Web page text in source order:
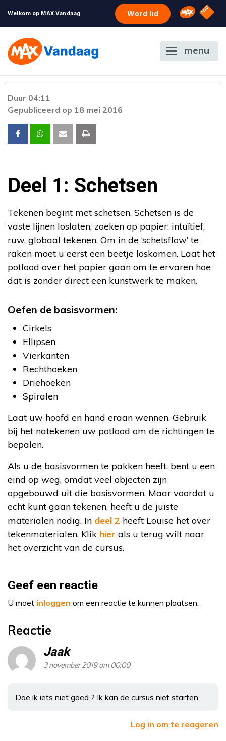
Welkom op MAX Vandaag Word lid Omroep
NPO
menu
Duur 04:11
Gepubliceerd op 18 mei 2016
Deel 1: Schetsen
Tekenen begint met schetsen. Schetsen is de
vaste lijnen loslaten, zoeken op papier: intuïtief,
ruw, globaal tekenen. Om in de ‘schetsflow’ te
raken moet u eerst een beetje loskomen. Laat het
potlood over het papier gaan om te ervaren hoe
dat is zonder direct een kunstwerk te maken.
Oefen de basisvormen:
Cirkels
Ellipsen
Vierkanten
Rechthoeken
Driehoeken
Spiralen
Laat uw hoofd en hand eraan wennen. Gebruik
bij het natekenen uw potlood om de richtingen te
bepalen.
Als u de basisvormen te pakken heeft, bent u een
eind op weg, omdat veel objecten zijn
opgebouwd uit die basisvormen. Maar voordat u
echt kunt gaan tekenen, heeft u de juiste
materialen nodig. In deel 2 heeft Louise het over
tekenmaterialen. Klik hier als u terug wilt naar
het overzicht van de cursus.
Geef een reactie
U moet inloggen om een reactie te kunnen plaatsen.
Reactie
Jaak
3 november 2019 om 00:00
Doe ik iets niet goed ? Ik kan de cursus niet starten.
Log in om te reageren